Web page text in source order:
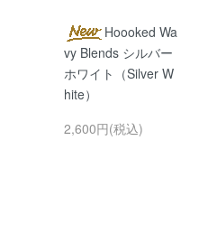
Hoooked Wa
vy Blends シルバー
ホワイト（Silver W
hite）
2,600円(税込)